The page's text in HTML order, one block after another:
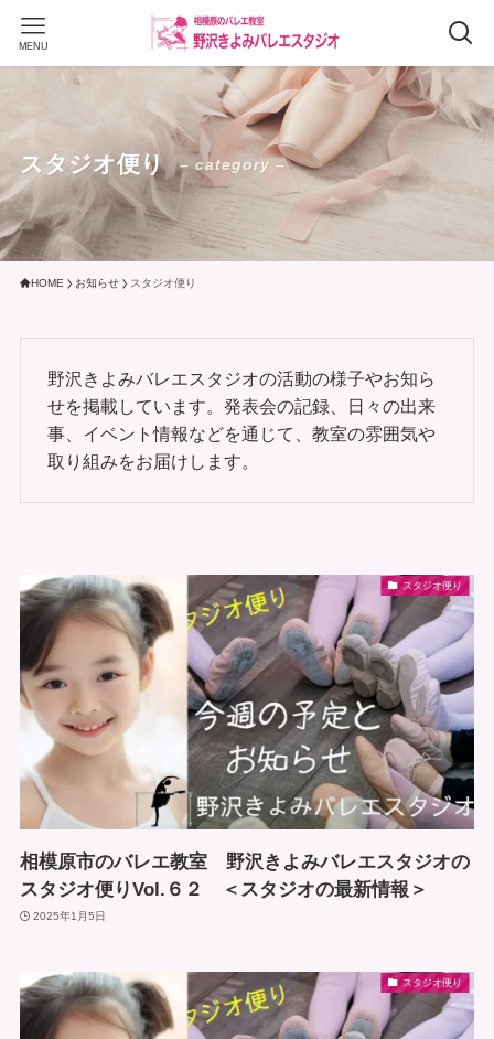
MENU
スタジオ便り – category –
HOME お知らせ スタジオ便り
野沢きよみバレエスタジオの活動の様子やお知ら
せを掲載しています。発表会の記録、日々の出来
事、イベント情報などを通じて、教室の雰囲気や
取り組みをお届けします。
スタジオ便り
相模原市のバレエ教室 野沢きよみバレエスタジオの
スタジオ便りVol.６２ ＜スタジオの最新情報＞
2025年1月5日
スタジオ便り